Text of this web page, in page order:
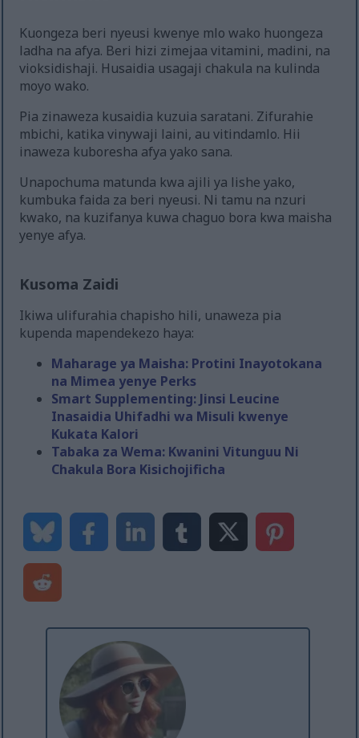
Kuongeza beri nyeusi kwenye mlo wako huongeza
ladha na afya. Beri hizi zimejaa vitamini, madini, na
vioksidishaji. Husaidia usagaji chakula na kulinda
moyo wako.
Pia zinaweza kusaidia kuzuia saratani. Zifurahie
mbichi, katika vinywaji laini, au vitindamlo. Hii
inaweza kuboresha afya yako sana.
Unapochuma matunda kwa ajili ya lishe yako,
kumbuka faida za beri nyeusi. Ni tamu na nzuri
kwako, na kuzifanya kuwa chaguo bora kwa maisha
yenye afya.
Kusoma Zaidi
Ikiwa ulifurahia chapisho hili, unaweza pia
kupenda mapendekezo haya:
Maharage ya Maisha: Protini Inayotokana
na Mimea yenye Perks
Smart Supplementing: Jinsi Leucine
Inasaidia Uhifadhi wa Misuli kwenye
Kukata Kalori
Tabaka za Wema: Kwanini Vitunguu Ni
Chakula Bora Kisichojificha